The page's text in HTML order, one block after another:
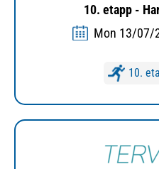
10. etapp -
Mon 13/07/
10.